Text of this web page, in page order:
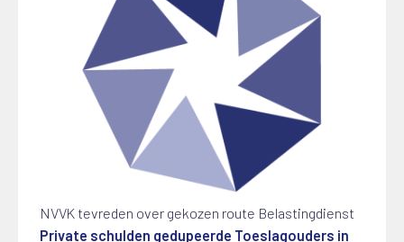
NVVK tevreden over gekozen route Belastingdienst
Private schulden gedupeerde Toeslagouders in